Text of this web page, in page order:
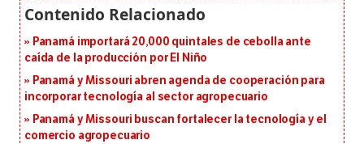
Panamá importará 20,000 quintales de cebolla ante
caída de la producción por El Niño
Panamá y Missouri abren agenda de cooperación para
incorporar tecnología al sector agropecuario
Panamá y Missouri buscan fortalecer la tecnología y el
comercio agropecuario